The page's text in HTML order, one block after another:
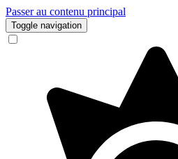
Passer au contenu principal
Toggle navigation